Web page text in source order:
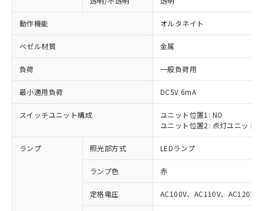
動作機能 オルタネイト
ベゼル材質 金属
負荷 一般負荷用
最小適用負荷 DC5V 6mA
スイッチユニット構成
ユニット位置1: NO
ユニット位置2: 点灯ユニット
ランプ 照光部方式 LEDランプ
ランプ色 赤
定格電圧 AC100V、AC110V、AC120V